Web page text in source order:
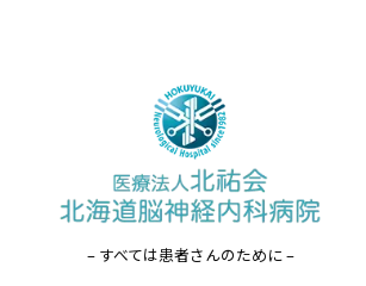
– すべては患者さんのために –